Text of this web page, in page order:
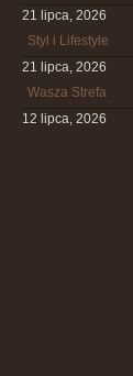
21 lipca, 2026
Styl i Lifestyle
21 lipca, 2026
Wasza Strefa
12 lipca, 2026